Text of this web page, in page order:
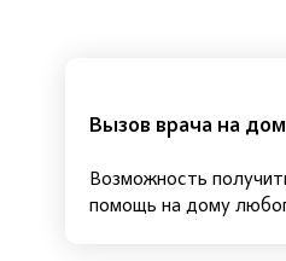
Вызов врача на дом
Возможность
помощь на дому